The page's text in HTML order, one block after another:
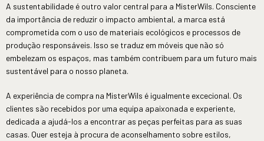
A sustentabilidade é outro valor central para a MisterWils. Consciente
da importância de reduzir o impacto ambiental, a marca está
comprometida com o uso de materiais ecológicos e processos de
produção responsáveis. Isso se traduz em móveis que não só
embelezam os espaços, mas também contribuem para um futuro mais
sustentável para o nosso planeta.
A experiência de compra na MisterWils é igualmente excecional. Os
clientes são recebidos por uma equipa apaixonada e experiente,
dedicada a ajudá-los a encontrar as peças perfeitas para as suas
casas. Quer esteja à procura de aconselhamento sobre estilos,